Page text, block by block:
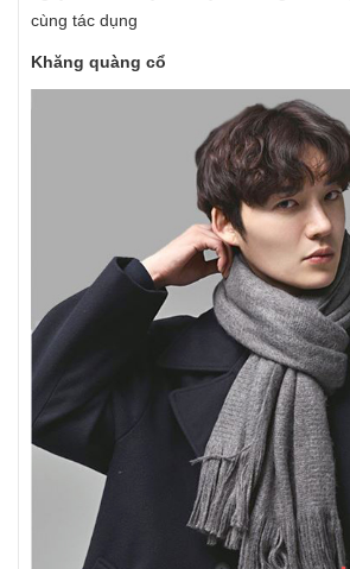
cùng tác dụng
Khăng quàng cổ